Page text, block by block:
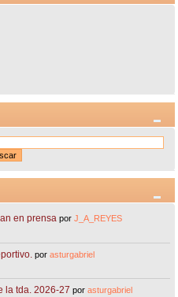
en prensa porJ_A_REYES
porasturgabriel
la tda. 2026-27 porasturgabriel